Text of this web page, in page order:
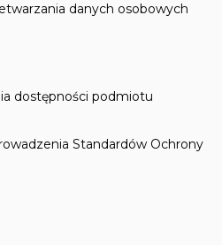
danych osobowych
dostępności podmiotu
Standardów Ochrony